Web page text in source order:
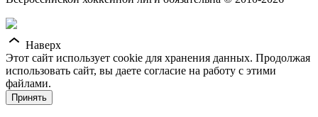
Наверх
Этот сайт использует cookie для хранения данных. Продолжая
использовать сайт, вы даете согласие на работу с этими
файлами.
Принять